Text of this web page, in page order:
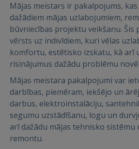
Mājas meistars ir pakalpojums,
dažādiem mājas uzlabojumiem,
būvniecības projektu veikšanu. Šis
vērsts uz indivīdiem, kuri vēlas
komfortu, estētisko izskatu, kā arī
risinājumus dažādu problēmu
Mājas meistara pakalpojumi var
darbības, piemēram, iekšējo un
darbus, elektroinstalāciju,
segumu uzstādīšanu, logu un
arī dažādu mājas tehnisko sistēmu
remontu.